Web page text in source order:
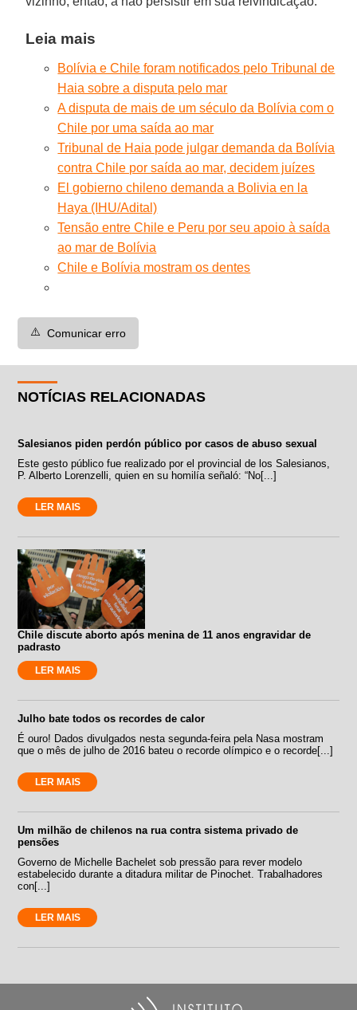
Leia mais
Bolívia e Chile foram notificados pelo Tribunal de
Haia sobre a disputa pelo mar
A disputa de mais de um século da Bolívia com o
Chile por uma saída ao mar
Tribunal de Haia pode julgar demanda da Bolívia
contra Chile por saída ao mar, decidem juízes
El gobierno chileno demanda a Bolivia en la
Haya (IHU/Adital)
Tensão entre Chile e Peru por seu apoio à saída
ao mar de Bolívia
Chile e Bolívia mostram os dentes
⚠️ Comunicar erro
NOTÍCIAS RELACIONADAS
Salesianos piden perdón público por casos de abuso sexual
Este gesto público fue realizado por el provincial de los Salesianos,
P. Alberto Lorenzelli, quien en su homilía señaló: “No[...]
LER MAIS
Chile discute aborto após menina de 11 anos engravidar de
padrasto
LER MAIS
Julho bate todos os recordes de calor
É ouro! Dados divulgados nesta segunda-feira pela Nasa mostram
que o mês de julho de 2016 bateu o recorde olímpico e o recorde[...]
LER MAIS
Um milhão de chilenos na rua contra sistema privado de
pensões
Governo de Michelle Bachelet sob pressão para rever modelo
estabelecido durante a ditadura militar de Pinochet. Trabalhadores
con[...]
LER MAIS